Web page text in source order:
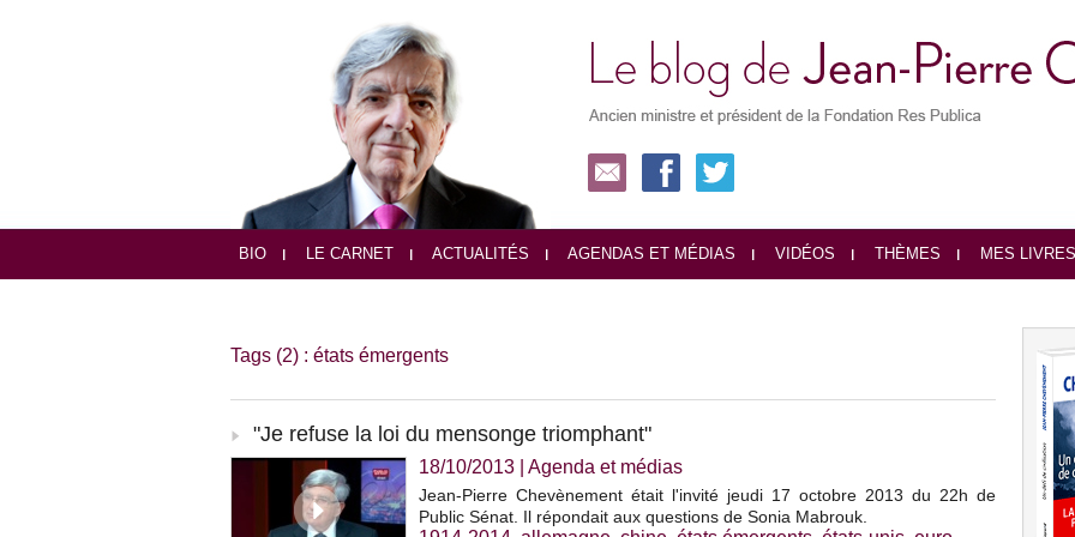
BIO LE CARNET ACTUALITÉS AGENDAS ET MÉDIAS VIDÉOS THÈMES MES LIVRES
Tags (2) : états émergents
"Je refuse la loi du mensonge triomphant"
18/10/2013 Agenda et médias
Jean-Pierre Chevènement était l'invité jeudi 17 octobre 2013 du 22h de
Public Sénat. Il répondait aux questions de Sonia Mabrouk.